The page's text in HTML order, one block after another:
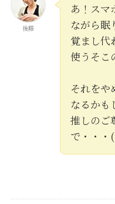
後藤
あ！スマ
ながら眠
覚まし代
使うそこ
それをや
なるかも
推しのご
で・・・